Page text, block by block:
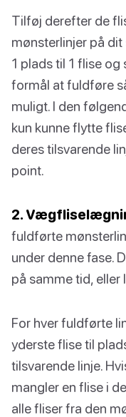
Tilføj derefter de
mønsterlinjer på
1 plads til 1 flise og
formål at fuldføre
muligt. I den
kun kunne flytte
deres tilsvarende
point.
2.
fuldførte
under denne fase.
på samme tid, eller
For hver fuldførte
yderste flise til
tilsvarende linje.
mangler en flise i
alle fliser fra den